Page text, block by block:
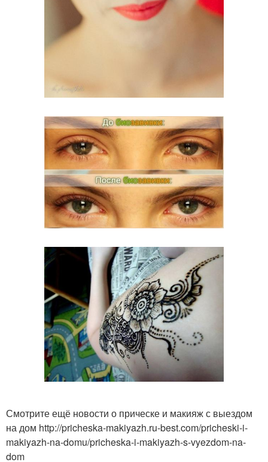
Смотрите ещё новости о прическе и макияж с выездом
на дом http://pricheska-makiyazh.ru-best.com/pricheski-i-
makiyazh-na-domu/pricheska-i-makiyazh-s-vyezdom-na-
dom